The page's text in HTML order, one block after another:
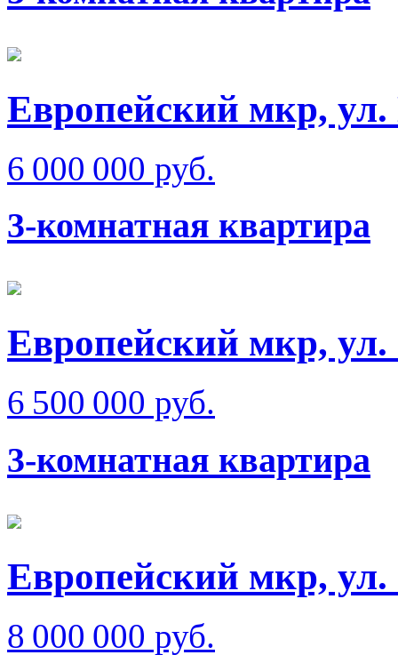
Европейский мкр, ул.
6 000 000 руб.
3-комнатная квартира
Европейский мкр, ул.
6 500 000 руб.
3-комнатная квартира
Европейский мкр, ул.
8 000 000 руб.